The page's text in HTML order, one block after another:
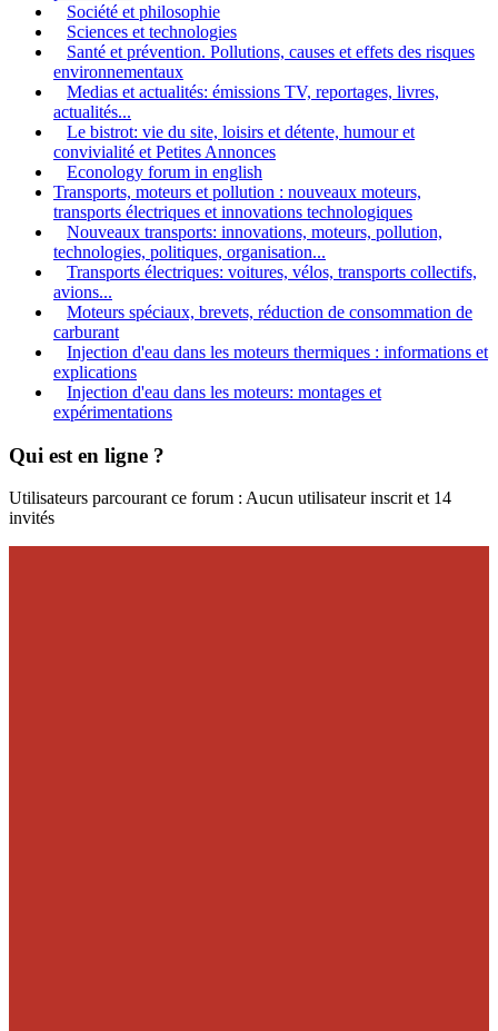
Société et philosophie
Sciences et technologies
Santé et prévention. Pollutions, causes et effets des risques
environnementaux
Medias et actualités: émissions TV, reportages, livres,
actualités...
Le bistrot: vie du site, loisirs et détente, humour et
convivialité et Petites Annonces
Econology forum in english
Transports, moteurs et pollution : nouveaux moteurs,
transports électriques et innovations technologiques
Nouveaux transports: innovations, moteurs, pollution,
technologies, politiques, organisation...
Transports électriques: voitures, vélos, transports collectifs,
avions...
Moteurs spéciaux, brevets, réduction de consommation de
carburant
Injection d'eau dans les moteurs thermiques : informations et
explications
Injection d'eau dans les moteurs: montages et
expérimentations
Qui est en ligne ?
Utilisateurs parcourant ce forum : Aucun utilisateur inscrit et 14
invités